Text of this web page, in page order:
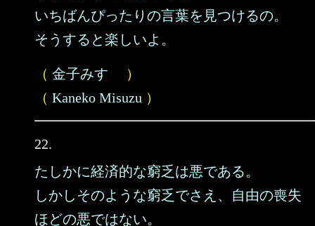
いちばんぴったりの言葉を見つけるの。
そうすると楽しいよ。
（ 金子みすゞ
）
（ Kaneko Misuzu ）
22.
たしかに経済的な窮乏は悪である。
しかしそのような窮乏でさえ、自由の喪失
ほどの悪ではない。